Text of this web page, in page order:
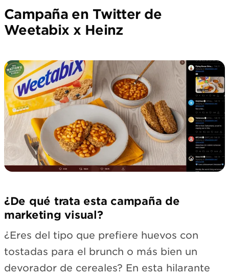
Campaña en Twitter de
Weetabix x Heinz
¿De qué trata esta campaña de
marketing visual?
¿Eres del tipo que prefiere huevos con
tostadas para el brunch o más bien un
devorador de cereales? En esta hilarante